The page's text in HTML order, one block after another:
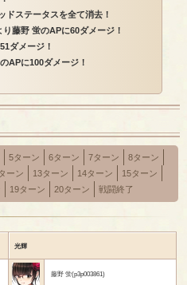
ステータスを全て消去！
藤野 蛍のAPに60ダメージ！
ダメージ！
APに100ダメージ！
5ターン 6ターン 7ターン
8ターン
ーン 13ターン 14ターン
15ターン
19ターン 20ターン 戦闘終了
光輝
藤野 蛍(p3p003861)